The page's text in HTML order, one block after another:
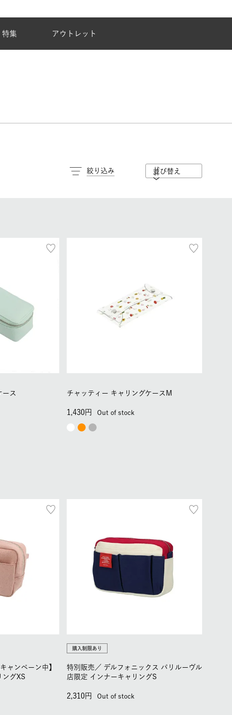
特集 アウトレット
絞り込み 並び替え
ース チャッティー キャリングケースM
1,430 Out of stock
ャンペーン中】
ングXS
購入制限あり
特別販売／ デルフォニックス パリルーヴル
店限定 インナーキャリングS
2,310 Out of stock